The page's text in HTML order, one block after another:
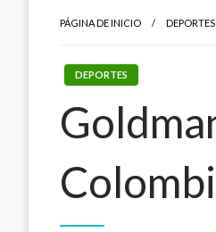
PÁGINA DE INICIO DEPORTES
DEPORTES